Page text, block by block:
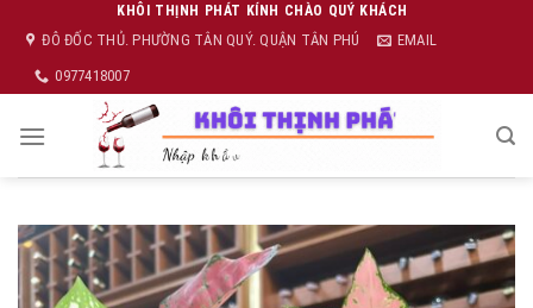
content
KHÔI THỊNH PHÁT KÍNH CHÀO QUÝ KHÁCH
ĐÔ ĐỐC THỦ. PHƯỜNG TÂN QUÝ. QUẬN TÂN PHÚ
EMAIL
0977418007